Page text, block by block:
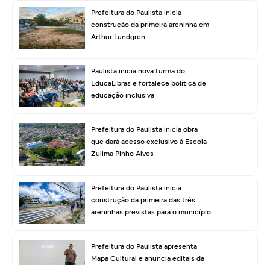
Prefeitura do Paulista inicia
construção da primeira areninha em
Arthur Lundgren
Paulista inicia nova turma do
EducaLibras e fortalece política de
educação inclusiva
Prefeitura do Paulista inicia obra
que dará acesso exclusivo à Escola
Zulima Pinho Alves
Prefeitura do Paulista inicia
construção da primeira das três
areninhas previstas para o município
Prefeitura do Paulista apresenta
Mapa Cultural e anuncia editais da